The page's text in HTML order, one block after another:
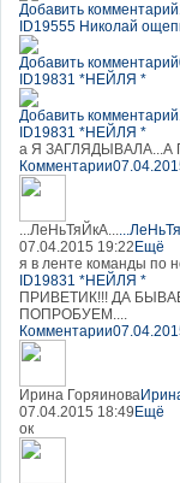
Добавить комментарий
ID19555 Николай
Добавить комментарий
ID19831 *НЕЙЛЯ *
Добавить комментарий
ID19831 *НЕЙЛЯ *
а Я
Комментарии
...ЛеНьТяЙкА...
07.04.2015 19:22 Ещё
я в ленте команды по
ID19831 *НЕЙЛЯ *
ПРИВЕТИК!!! ДА
ПОПРОБУЕМ....
Комментарии
Ирина Горяинова
07.04.2015 18:49 Ещё
ок